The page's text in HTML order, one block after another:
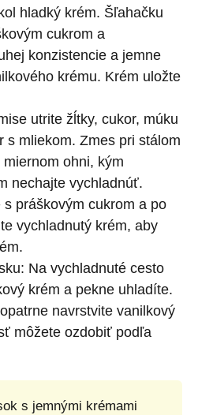
hladký krém. Šľahačku
cukrom a
konzistencie a jemne
krému. Krém uložte
utrite žĺtky, cukor, múku
s mliekom. Zmes pri stálom
ohni, kým
nechajte vychladnúť.
práškovým cukrom a po
vychladnutý krém, aby
Na vychladnuté cesto
krém a pekne uhladíte.
navrstvite vanilkový
môžete ozdobiť podľa
s jemnými krémami